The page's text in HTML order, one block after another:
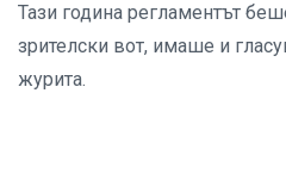
Тази година регламентът
зрителски вот, имаше и
журита.